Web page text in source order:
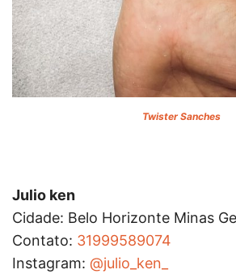
Twister Sanches
Julio ken
Cidade: Belo Horizonte Minas
Contato: 31999589074
Instagram: @julio_ken_